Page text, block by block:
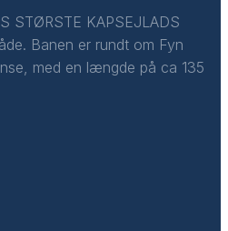
STØRSTE KAPSEJLADS
Banen er rundt om Fyn
med en længde på ca 135